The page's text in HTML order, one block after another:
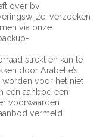
over bv.
verzoeken
via onze
strekt en kan te
door Arabelle’s.
worden voor het niet
een aanbod een
voorwaarden
vermeld.